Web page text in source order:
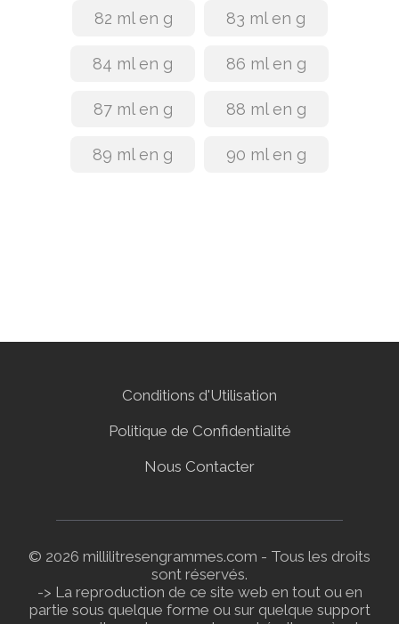
82 ml en g 83 ml en g
84 ml en g 86 ml en g
87 ml en g 88 ml en g
89 ml en g 90 ml en g
Conditions d'Utilisation
Politique de Confidentialité
Nous Contacter
© 2026 millilitresengrammes.com - Tous les droits
sont réservés.
-> La reproduction de ce site web en tout ou en
partie sous quelque forme ou sur quelque support